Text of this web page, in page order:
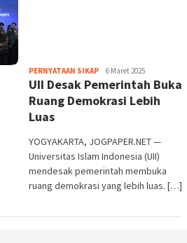
PERNYATAAN SIKAPHeri
Purwata
6 Maret 2025
UII Desak Pemerintah Buka
Ruang Demokrasi Lebih
Luas
YOGYAKARTA, JOGPAPER.NET —
Universitas Islam Indonesia (UII)
mendesak pemerintah membuka
ruang demokrasi yang lebih luas. […]